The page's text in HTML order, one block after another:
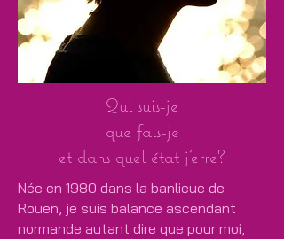
Qui suis-je
que fais-je
et dans quel état j'erre?
Née en 1980 dans la banlieue de
Rouen, je suis balance ascendant
normande autant dire que pour moi,